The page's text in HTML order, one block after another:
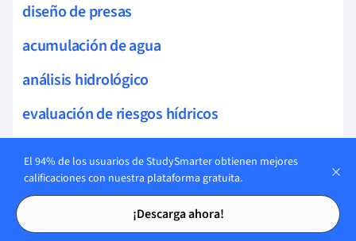
Tarjetas de estudio
Tarjetas de estudio
diseño de presas
acumulación de agua
análisis hidrológico
evaluación de riesgos hídricos
infiltración
túneles hidráulicos
El 94% de los usuarios de StudySmarter obtienen mejores
calificaciones con nuestra plataforma gratuita.
¡Descarga ahora!